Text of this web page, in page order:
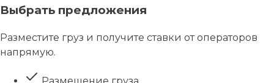
Выбрать предложения
Разместите груз и получите ставки от операторов
напрямую.